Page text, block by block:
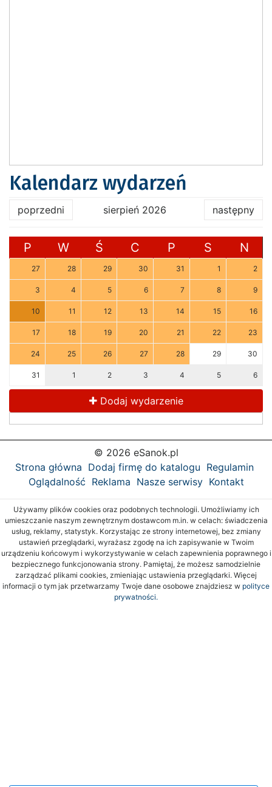
Kalendarz wydarzeń
poprzedni sierpień 2026 następny
P W Ś C P S N
27 28 29 30 31 1 2
3 4 5 6 7 8 9
10 11 12 13 14 15 16
17 18 19 20 21 22 23
24 25 26 27 28 29 30
31 1 2 3 4 5 6
Dodaj wydarzenie
© 2026 eSanok.pl
Strona główna Dodaj firmę do katalogu Regulamin
Oglądalność Reklama Nasze serwisy Kontakt
Używamy plików cookies oraz podobnych technologii. Umożliwiamy ich
umieszczanie naszym zewnętrznym dostawcom m.in. w celach: świadczenia
usług, reklamy, statystyk. Korzystając ze strony internetowej, bez zmiany
ustawień przeglądarki, wyrażasz zgodę na ich zapisywanie w Twoim
urządzeniu końcowym i wykorzystywanie w celach zapewnienia poprawnego i
bezpiecznego funkcjonowania strony. Pamiętaj, że możesz samodzielnie
zarządzać plikami cookies, zmieniając ustawienia przeglądarki. Więcej
informacji o tym jak przetwarzamy Twoje dane osobowe znajdziesz w polityce
prywatności.